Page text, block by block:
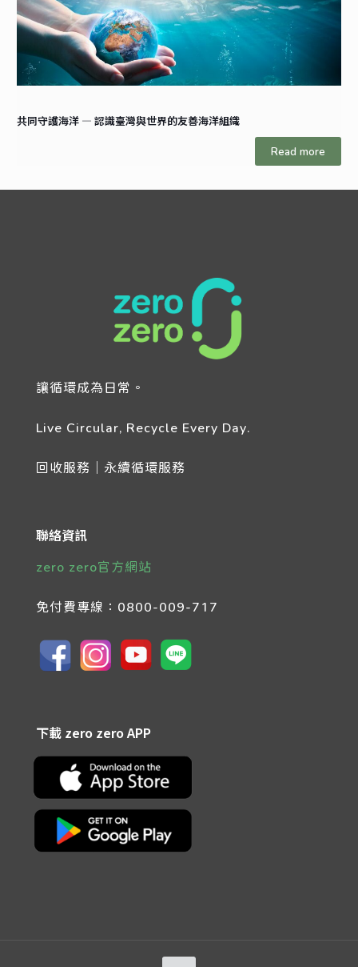
共同守護海洋 — 認識臺灣與世界的友善海洋組織
Read more
讓循環成為日常。
Live Circular, Recycle Every Day.
回收服務｜永續循環服務
聯絡資訊
zero zero官方網站
免付費專線： 0800-009-717
下載 zero zero APP